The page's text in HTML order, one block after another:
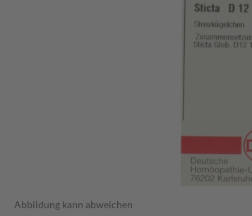
Abbildung kann abweichen